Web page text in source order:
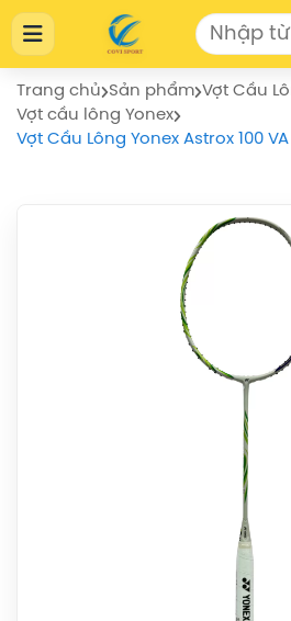
Cửa Hàng Thể Thao COVISPORT
Cửa Hàng Thể Thao COVISPORT
0772155559
https://covisport.com/
Trang chủ Sản phẩm Vợt Cầu
Vợt cầu lông Yonex
Vợt Cầu Lông Yonex Astrox 100